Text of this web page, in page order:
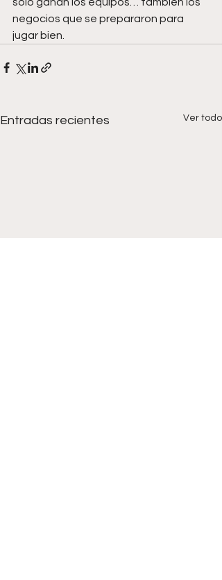
solo ganan los equipos… también los
negocios que se prepararon para
jugar bien.
Entradas recientes Ver todo